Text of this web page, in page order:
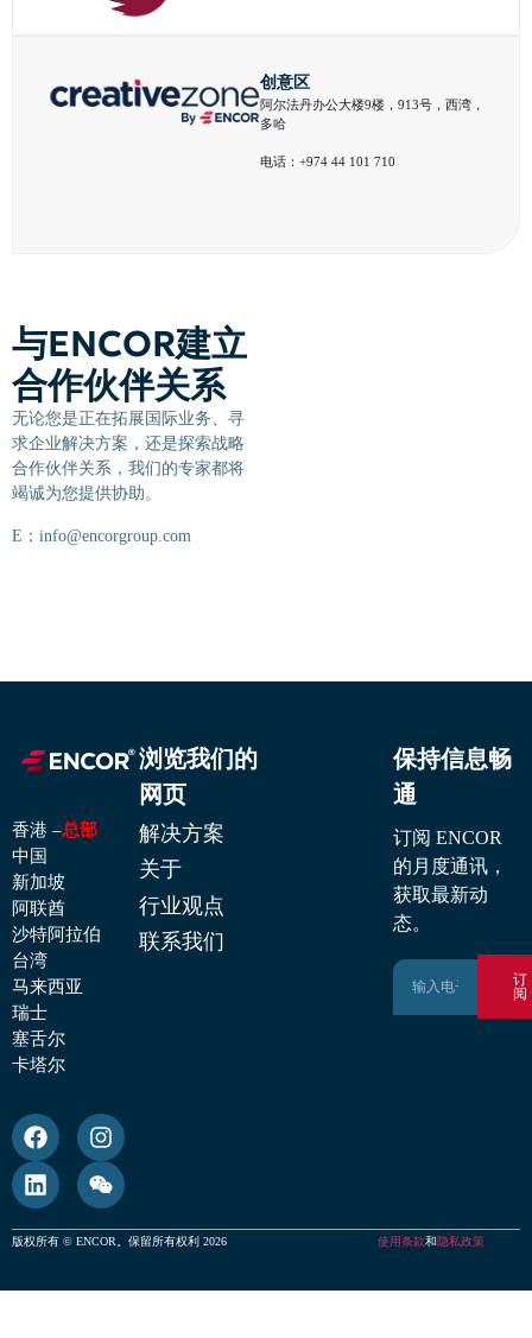
创意区
阿尔法丹办公大楼9楼，913号，西湾，
多哈
电话：+974 44 101 710
与ENCOR建立
合作伙伴关系
无论您是正在拓展国际业务、寻
求企业解决方案，还是探索战略
合作伙伴关系，我们的专家都将
竭诚为您提供协助。
E： info@encorgroup.com
香港 –总部
中国
新加坡
阿联酋
沙特阿拉伯
台湾
马来西亚
瑞士
塞舌尔
卡塔尔
浏览我们的
网页
解决方案
关于
行业观点
联系我们
保持信息畅
通
订阅 ENCOR
的月度通讯，
获取最新动
态。
订
阅
版权所有 © ENCOR。保留所有权利 2026 使用条款和隐私政策